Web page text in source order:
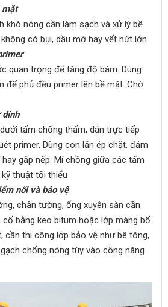
mặt
khò nóng cần làm sạch và xử lý bề
có bụi, dầu mỡ hay vết nứt lớn
quan trọng để tăng độ bám. Dùng
để phủ đều primer lên bề mặt. Chờ
dính
tấm chống thấm, dán trực tiếp
primer. Dùng con lăn ép chặt, đảm
gấp nếp. Mí chồng giữa các tấm
thuật tối thiểu
nối và bảo vệ
chân tường, ống xuyên sàn cần
bằng keo bitum hoặc lớp màng bổ
cần thi công lớp bảo vệ như bê tông,
chống nóng tùy vào công năng